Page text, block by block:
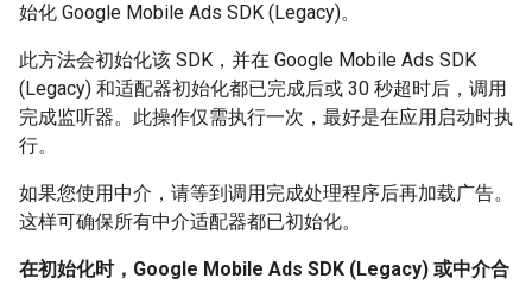
始化 Google Mobile Ads SDK (Legacy)。
此方法会初始化该 SDK，并在 Google Mobile Ads SDK
(Legacy) 和适配器初始化都已完成后或 30 秒超时后，调用
完成监听器。此操作仅需执行一次，最好是在应用启动时执
行。
如果您使用中介，请等到调用完成处理程序后再加载广告。
这样可确保所有中介适配器都已初始化。
在初始化时， Google Mobile Ads SDK (Legacy) 或中介合